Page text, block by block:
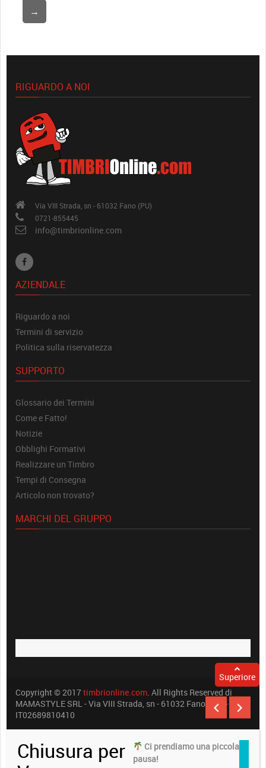
→
RIGUARDO A NOI
Via VIII Strada, sn - 61032 Fano (PU)
0721-855445
info@timbrionline.com
AZIENDALE
Riguardo a noi
Termini di servizio
Politica sulla riservatezza
SUPPORTO
Glossario dei Termini
Come e Fatto!
Notizie
Obblighi Formativi
Realizzare un Timbro
Tempi di Consegna
Articolo non trovato?
MARCHI DEL GRUPPO
Copyright © 2017timbrionline.com . All Rights Reserved di
MAMASTYLE SRL - Via VIII Strada, sn - 61032 Fano (PU) -
IT02689810410
Superiore
Chiusura per
Ci prendiamo una piccola
pausa!